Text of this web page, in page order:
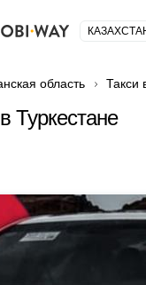
область Такси
Туркестане